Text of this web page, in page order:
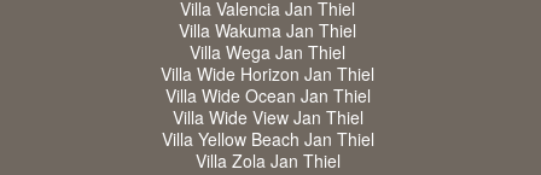
Villa Valencia Jan Thiel
Villa Wakuma Jan Thiel
Villa Wega Jan Thiel
Villa Wide Horizon Jan Thiel
Villa Wide Ocean Jan Thiel
Villa Wide View Jan Thiel
Villa Yellow Beach Jan Thiel
Villa Zola Jan Thiel